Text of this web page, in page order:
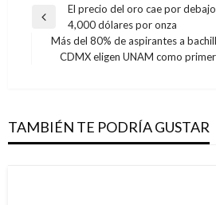
Navegación
entradas
Entrada
anterior
El precio del oro cae por
4,000 dólares por onza
Entrada
Más del 80% de aspirantes a
CDMX eligen UNAM como
TAMBIÉN TE PODRÍA GUSTAR